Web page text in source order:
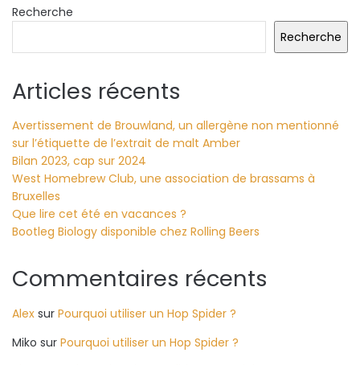
Recherche
Recherche
Articles récents
Avertissement de Brouwland, un allergène non mentionné
sur l’étiquette de l’extrait de malt Amber
Bilan 2023, cap sur 2024
West Homebrew Club, une association de brassams à
Bruxelles
Que lire cet été en vacances ?
Bootleg Biology disponible chez Rolling Beers
Commentaires récents
Alex sur Pourquoi utiliser un Hop Spider ?
Miko sur Pourquoi utiliser un Hop Spider ?